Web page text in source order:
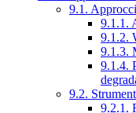
9.1.
9.1.1.
9.1.2.
9.1.3.
9.1.4.
9.2.
9.2.1.